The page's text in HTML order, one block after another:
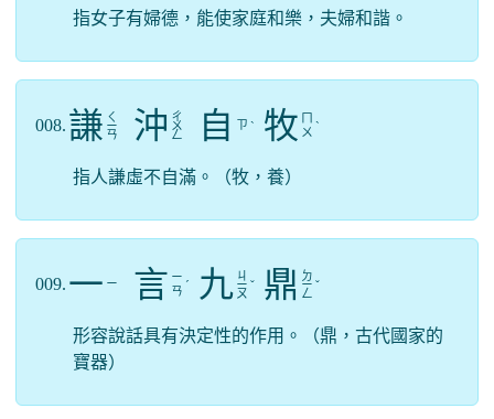
指女子有婦德，能使家庭和樂，夫婦和諧。
008. 謙 ㄑ
ㄧ
ㄢ 沖 ㄔ
ㄨ
ㄥ 自 ㄗ ˋ 牧 ㄨ ˋ
指人謙虛不自滿。（牧，養）
009. 一 ㄧ 言 ㄧ
ㄢ ˊ 九 ㄐ
ㄧ
ㄡ
ˇ 鼎 ㄉ
ㄧ
ㄥ
ˇ
形容說話具有決定性的作用。（鼎，古代國家的
寶器）